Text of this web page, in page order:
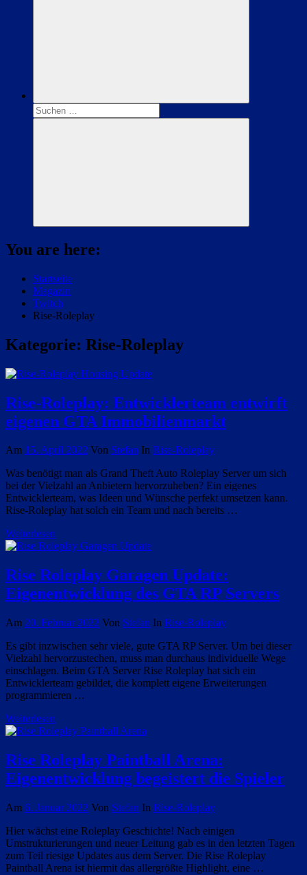
Suchen
nach:
Suchen
You are here:
Startseite
Magazin
Twitch
Rise-Roleplay
Kategorie: Rise-Roleplay
Rise-Roleplay: Entwicklerteam entwirft
eigenen GTA Immobilienmarkt
Am 15. April 2022 Von Stefan In Rise-Roleplay
Was benötigt man als Grand Theft Auto Roleplay Server um sich
bei der Vielzahl an Anbietern hervorzuheben? Ein eigenes
Entwicklerteam, was Ideen und Wünsche perfekt umsetzen kann.
Rise-Roleplay hat solch ein Team und nach bereits …
Weiterlesen
Rise Roleplay Garagen Update:
Eigenentwicklung des GTA RP Servers
Am 20. Februar 2022 Von Stefan In Rise-Roleplay
Es gibt inzwischen sehr viele, gute GTA RP Server. Um bei dieser
Vielzahl hervorzustechen, muss man durchaus individuelle Wege
einschlagen. Beim GTA Server Rise Roleplay hat sich ein
Entwicklerteam gebildet, die komplett eigene Erweiterungen
programmieren …
Weiterlesen
Rise Roleplay Paintball Arena:
Eigenentwicklung begeistert die Spieler
Am 6. Januar 2022 Von Stefan In Rise-Roleplay
Hier wächst eine Roleplay Geschichte! Nach einigen
Umstrukturierungen und neuer Leitung gab es in den letzten Tagen
zum Teil riesige Updates aus dem Server. Die Rise Roleplay
Paintball Arena ist hiermit das allergrößte Highlight, eine …